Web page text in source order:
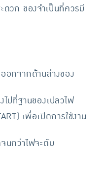
วก ของจำเป็นที่ควรมี
อกจากด้านล่างของ
ปที่ฐานของเปลวไฟ
เพื่อเปิดการใช้งาน
กว่าไฟจะดับ